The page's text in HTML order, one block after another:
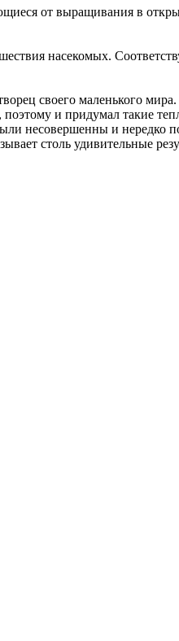
от выращивания в
насекомых.
своего маленького
и придумал такие
несовершенны и нередко
столь удивительные